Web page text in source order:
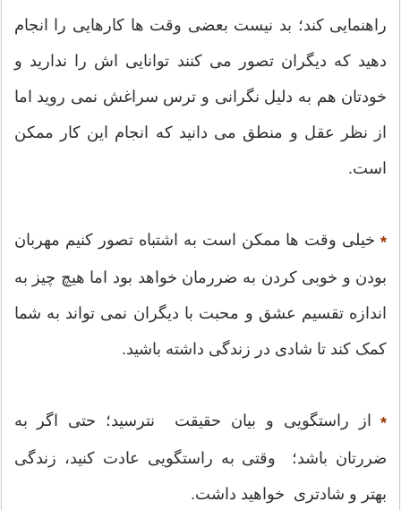
راهنمایی کند؛ بد نیست بعضی وقت ها کارهایی را انجام
دهید که دیگران تصور می کنند توانایی اش را ندارید و
خودتان هم به دلیل نگرانی و ترس سراغش نمی روید اما
از نظر عقل و منطق می دانید که انجام این کار ممکن
است.
*خیلی وقت ها ممکن است به اشتباه تصور کنیم مهربان
بودن و خوبی کردن به ضررمان خواهد بود اما هیچ چیز به
اندازه تقسیم عشق و محبت با دیگران نمی تواند به شما
کمک کند تا شادی در زندگی داشته باشید.
* از راستگویی و بیان حقیقت نترسید؛ حتی اگر به
ضررتان باشد؛ وقتی به راستگویی عادت کنید، زندگی
بهتر و شادتری خواهید داشت.